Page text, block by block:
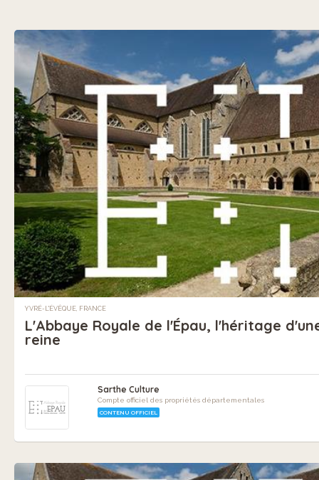
YVRÉ-L'ÉVÊQUE, FRANCE
L'Abbaye Royale de l'Épau, l'héritage
reine
Sarthe Culture
Compte officiel des propriétés départementales
CONTENU OFFICIEL